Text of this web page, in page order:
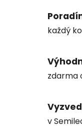
každý
zdarma
v